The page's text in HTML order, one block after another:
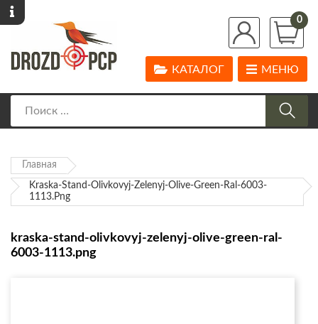
0
МЕНЮ
КАТАЛОГ
Главная
Kraska-Stand-Olivkovyj-Zelenyj-Olive-Green-Ral-6003-
1113.png
kraska-stand-olivkovyj-zelenyj-olive-green-ral-
6003-1113.png